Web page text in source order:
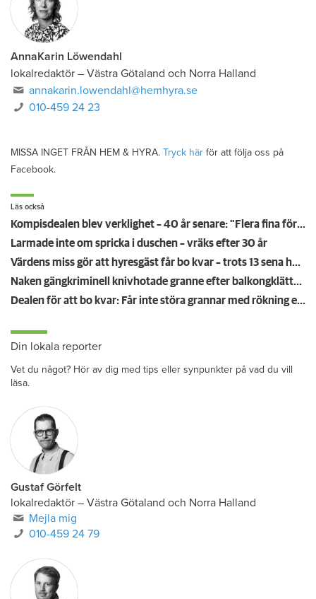
AnnaKarin Löwendahl
lokalredaktör – Västra Götaland och Norra Halland
annakarin.lowendahl@hemhyra.se
010-459 24 23
MISSA INGET FRÅN HEM & HYRA. Tryck här för att följa oss på
Facebook.
Läs också
Kompisdealen blev verklighet – 40 år senare: "Flera fina fördelar med att dela bostad"
Larmade inte om spricka i duschen – vräks efter 30 år
Värdens miss gör att hyresgäst får bo kvar – trots 13 sena hyror
Naken gängkriminell knivhotade granne efter balkongklättring
Dealen för att bo kvar: Får inte störa grannar med rökning eller utsätta dem för brandfara
Din lokala reporter
Vet du något? Hör av dig med tips eller synpunkter på vad du vill
läsa.
Gustaf Görfelt
lokalredaktör – Västra Götaland och Norra Halland
Mejla mig
010-459 24 79